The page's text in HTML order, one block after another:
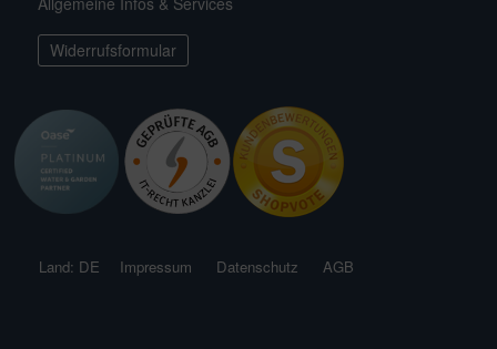
Widerrufsformular
Land: DE Impressum Datenschutz AGB
für Teichfilter
& Wasserspiele
Ersatzteile